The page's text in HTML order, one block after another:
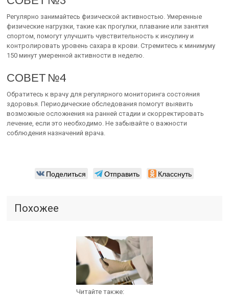
Регулярно занимайтесь физической активностью. Умеренные
физические нагрузки, такие как прогулки, плавание или занятия
спортом, помогут улучшить чувствительность к инсулину и
контролировать уровень сахара в крови. Стремитесь к минимуму
150 минут умеренной активности в неделю.
СОВЕТ №4
Обратитесь к врачу для регулярного мониторинга состояния
здоровья. Периодические обследования помогут выявить
возможные осложнения на ранней стадии и скорректировать
лечение, если это необходимо. Не забывайте о важности
соблюдения назначений врача.
Поделиться Отправить Класснуть
Похожее
Читайте также: